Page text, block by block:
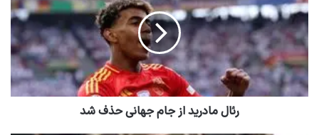
رئال مادرید از جام جهانی حذف شد